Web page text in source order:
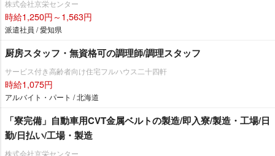
株式会社京栄センター
時給1,250円～1,563円
派遣社員 / 愛知県
厨房スタッフ・無資格可の調理師/調理スタッフ
サービス付き高齢者向け住宅フルハウス二十四軒
時給1,075円
アルバイト・パート / 北海道
「寮完備」自動車用CVT金属ベルトの製造/即入寮/製造・工場/日
勤/日払い/工場・製造
株式会社京栄センター